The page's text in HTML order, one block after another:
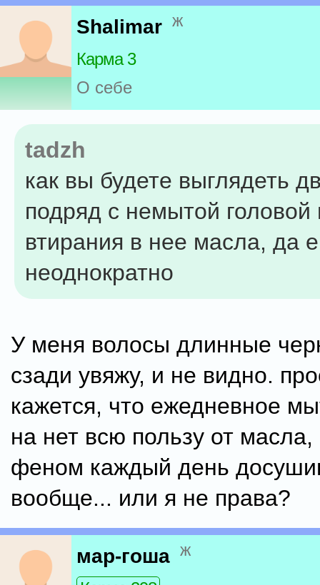
Shalimar ж
Карма 3
О себе
tadzh
как вы будете выглядеть
подряд с немытой головой
втирания в нее масла, да
неоднократно
У меня волосы длинные
сзади увяжу, и не видно.
кажется, что ежедневное
на нет всю пользу от
феном каждый день
вообще... или я не права?
мар-гоша ж